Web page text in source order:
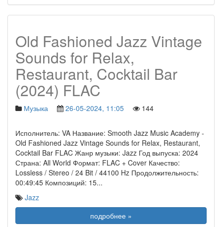
Old Fashioned Jazz Vintage
Sounds for Relax,
Restaurant, Cocktail Bar
(2024) FLAC
Музыка 26-05-2024, 11:05 144
Исполнитель: VA Название: Smooth Jazz Music Academy -
Old Fashioned Jazz Vintage Sounds for Relax, Restaurant,
Cocktail Bar FLAC Жанр музыки: Jazz Год выпуска: 2024
Страна: All World Формат: FLAC + Cover Качество:
Lossless / Stereo / 24 Bit / 44100 Hz Продолжительность:
00:49:45 Композиций: 15...
Jazz
подробнее »